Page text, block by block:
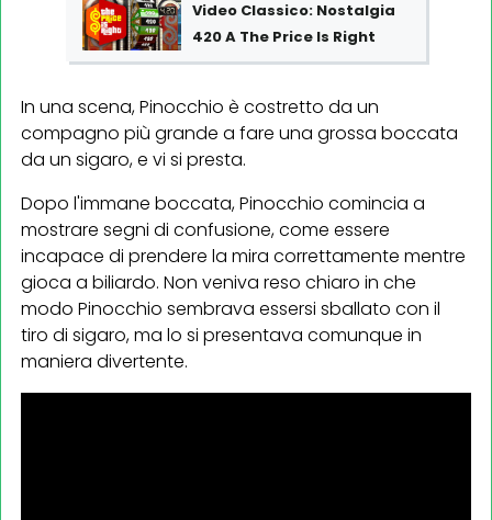
Video Classico: Nostalgia
420 A The Price Is Right
In una scena, Pinocchio è costretto da un
compagno più grande a fare una grossa boccata
da un sigaro, e vi si presta.
Dopo l'immane boccata, Pinocchio comincia a
mostrare segni di confusione, come essere
incapace di prendere la mira correttamente mentre
gioca a biliardo. Non veniva reso chiaro in che
modo Pinocchio sembrava essersi sballato con il
tiro di sigaro, ma lo si presentava comunque in
maniera divertente.